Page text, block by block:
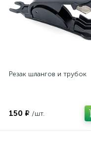
Резак шлангов и трубок
150 ₽ /шт.